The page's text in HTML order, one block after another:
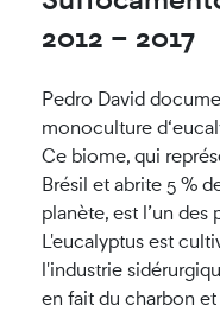
2012 – 2017
Pedro David
monoculture
Ce biome, qui
Brésil et abrite 5 %
planète, est l’un
L'eucalyptus est
l'industrie
en fait du charbon et